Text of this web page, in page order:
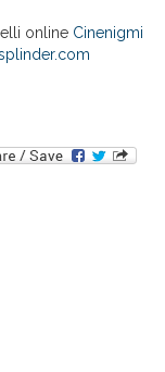
online Cinenigmi